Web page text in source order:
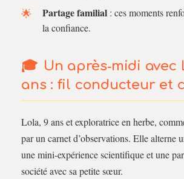
Partage familial : ces moments
la confiance.
Un après‑midi avec
ans : fil conducteur et
Lola, 9 ans et exploratrice en herbe,
par un carnet d’observations. Elle alterne
une mini-expérience scientifique et une
société avec sa petite sœur.